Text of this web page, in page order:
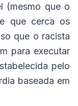
(mesmo que o
que cerca os
que o racista
para executar
pelo
baseada em